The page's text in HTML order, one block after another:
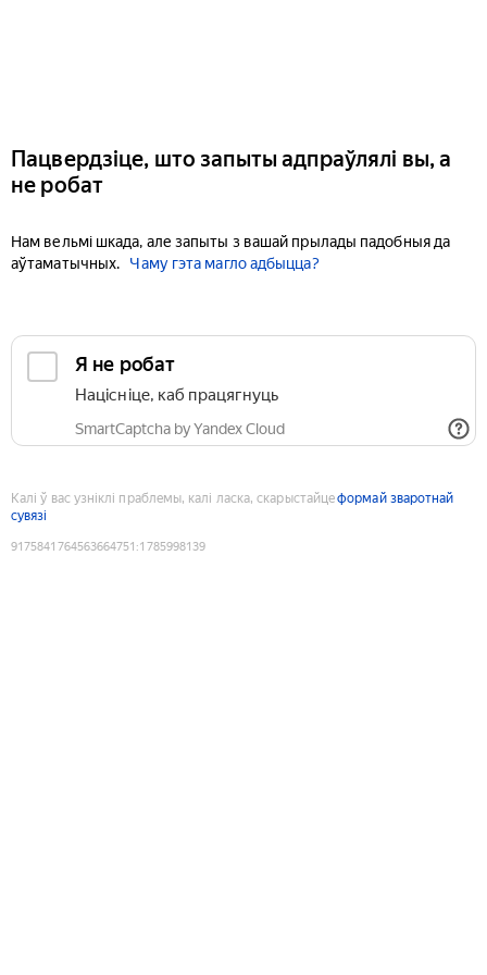
Пацвердзіце, што запыты адпраўлялі вы, а
не робат
Нам вельмі шкада, але запыты з вашай прылады падобныя да
аўтаматычных.
Чаму гэта магло адбыцца?
Я не робат
Націсніце, каб працягнуць
SmartCaptcha by Yandex Cloud
Калі ў вас узніклі праблемы, калі ласка, скарыстайцеформай зваротнай
сувязі
9175841764563664751 :1785998139